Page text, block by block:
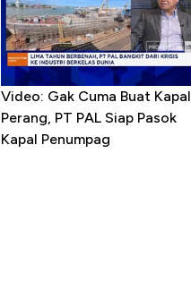
Video: Gak Cuma Buat Kapal
Perang, PT PAL Siap Pasok
Kapal Penumpag